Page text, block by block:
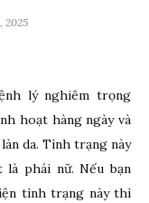
2025
lý nghiêm trọng
hoạt hàng ngày và
da. Tình trạng này
phái nữ. Nếu bạn
tình trạng này thì